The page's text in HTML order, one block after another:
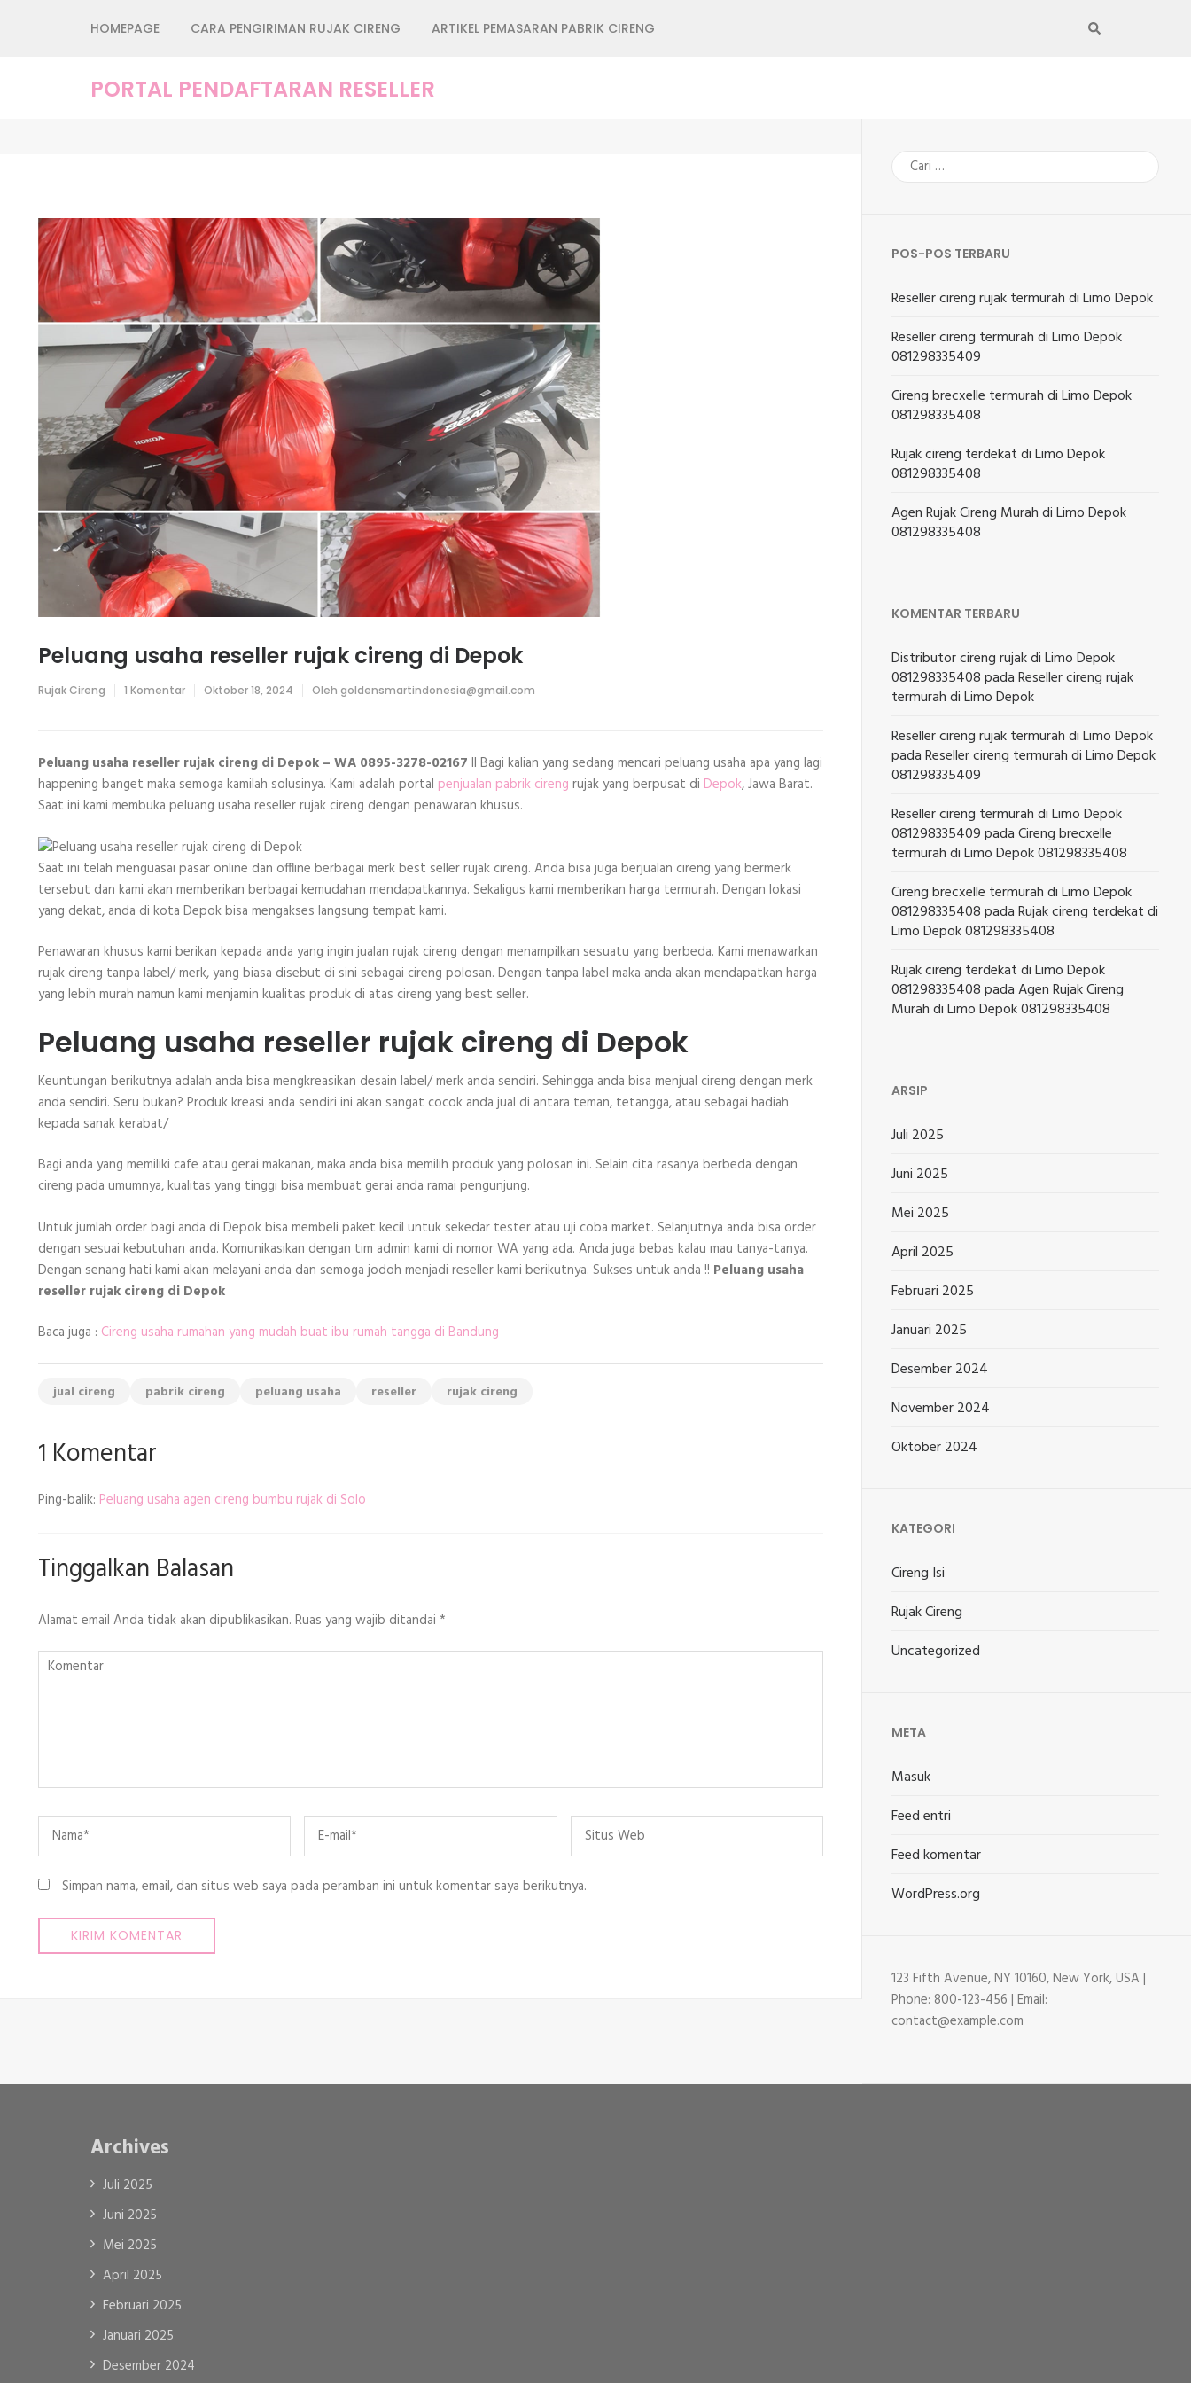
HOMEPAGE CARA PENGIRIMAN RUJAK CIRENG ARTIKEL PEMASARAN PABRIK CIRENG
PORTAL PENDAFTARAN RESELLER
Peluang usaha reseller rujak cireng di Depok
Rujak Cireng 1 Komentarpada
cireng
di
Depok
Oktober 18, 2024 Oleh goldensmartindonesia@gmail.com
Peluang usaha reseller rujak cireng di Depok – WA 0895-3278-02167 II Bagi kalian yang sedang mencari peluang usaha apa yang lagi
happening banget maka semoga kamilah solusinya. Kami adalah portal penjualan pabrik cireng rujak yang berpusat di Depok, Jawa Barat.
Saat ini kami membuka peluang usaha reseller rujak cireng dengan penawaran khusus.
Saat ini telah menguasai pasar online dan offline berbagai merk best seller rujak cireng. Anda bisa juga berjualan cireng yang bermerk
tersebut dan kami akan memberikan berbagai kemudahan mendapatkannya. Sekaligus kami memberikan harga termurah. Dengan lokasi
yang dekat, anda di kota Depok bisa mengakses langsung tempat kami.
Penawaran khusus kami berikan kepada anda yang ingin jualan rujak cireng dengan menampilkan sesuatu yang berbeda. Kami menawarkan
rujak cireng tanpa label/ merk, yang biasa disebut di sini sebagai cireng polosan. Dengan tanpa label maka anda akan mendapatkan harga
yang lebih murah namun kami menjamin kualitas produk di atas cireng yang best seller.
Peluang usaha reseller rujak cireng di Depok
Keuntungan berikutnya adalah anda bisa mengkreasikan desain label/ merk anda sendiri. Sehingga anda bisa menjual cireng dengan merk
anda sendiri. Seru bukan? Produk kreasi anda sendiri ini akan sangat cocok anda jual di antara teman, tetangga, atau sebagai hadiah
kepada sanak kerabat/
Bagi anda yang memiliki cafe atau gerai makanan, maka anda bisa memilih produk yang polosan ini. Selain cita rasanya berbeda dengan
cireng pada umumnya, kualitas yang tinggi bisa membuat gerai anda ramai pengunjung.
Untuk jumlah order bagi anda di Depok bisa membeli paket kecil untuk sekedar tester atau uji coba market. Selanjutnya anda bisa order
dengan sesuai kebutuhan anda. Komunikasikan dengan tim admin kami di nomor WA yang ada. Anda juga bebas kalau mau tanya-tanya.
Dengan senang hati kami akan melayani anda dan semoga jodoh menjadi reseller kami berikutnya. Sukses untuk anda !! Peluang usaha
reseller rujak cireng di Depok
Baca juga : Cireng usaha rumahan yang mudah buat ibu rumah tangga di Bandung
jual cireng pabrik cireng peluang usaha reseller rujak cireng
1 Komentar
Ping-balik: Peluang usaha agen cireng bumbu rujak di Solo
Tinggalkan Balasan
Alamat email Anda tidak akan dipublikasikan. Ruas yang wajib ditandai *
Komentar
Name Email
Situs
Web
Simpan nama, email, dan situs web saya pada peramban ini untuk komentar saya berikutnya.
Cari
untuk:
POS-POS TERBARU
Reseller cireng rujak termurah di Limo Depok
Reseller cireng termurah di Limo Depok
081298335409
Cireng brecxelle termurah di Limo Depok
081298335408
Rujak cireng terdekat di Limo Depok
081298335408
Agen Rujak Cireng Murah di Limo Depok
081298335408
KOMENTAR TERBARU
Distributor cireng rujak di Limo Depok
081298335408padaReseller cireng rujak
termurah di Limo Depok
Reseller cireng rujak termurah di Limo Depok
padaReseller cireng termurah di Limo Depok
081298335409
Reseller cireng termurah di Limo Depok
081298335409padaCireng brecxelle
termurah di Limo Depok 081298335408
Cireng brecxelle termurah di Limo Depok
081298335408padaRujak cireng terdekat di
Limo Depok 081298335408
Rujak cireng terdekat di Limo Depok
081298335408padaAgen Rujak Cireng
Murah di Limo Depok 081298335408
ARSIP
Juli 2025
Juni 2025
Mei 2025
April 2025
Februari 2025
Januari 2025
Desember 2024
November 2024
Oktober 2024
KATEGORI
Cireng Isi
Rujak Cireng
Uncategorized
META
Masuk
Feed entri
Feed komentar
WordPress.org
123 Fifth Avenue, NY 10160, New York, USA |
Phone: 800-123-456 | Email:
contact@example.com
Archives
Juli 2025
Juni 2025
Mei 2025
April 2025
Februari 2025
Januari 2025
Desember 2024